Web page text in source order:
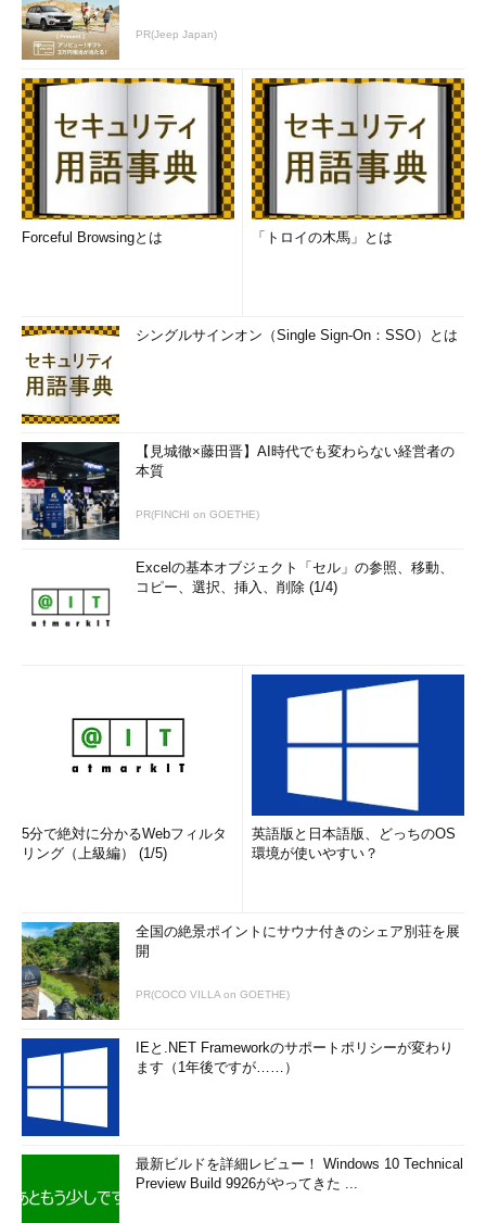
PR(Jeep Japan)
Forceful Browsingとは 「トロイの木馬」とは
シングルサインオン（Single Sign-On：SSO）とは
【見城徹×藤田晋】AI時代でも変わらない経営者の
本質
PR(FINCHI on GOETHE)
Excelの基本オブジェクト「セル」の参照、移動、
コピー、選択、挿入、削除 (1/4)
5分で絶対に分かるWebフィルタ
リング（上級編） (1/5)
英語版と日本語版、どっちのOS
環境が使いやすい？
全国の絶景ポイントにサウナ付きのシェア別荘を展
開
PR(COCO VILLA on GOETHE)
IEと.NET Frameworkのサポートポリシーが変わり
ます（1年後ですが……）
最新ビルドを詳細レビュー！ Windows 10 Technical
Preview Build 9926がやってきた ...